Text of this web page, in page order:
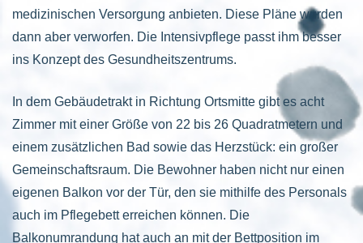
medizinischen Versorgung anbieten. Diese Pläne wurden
dann aber verworfen. Die Intensivpflege passt ihm besser
ins Konzept des Gesundheitszentrums.
In dem Gebäudetrakt in Richtung Ortsmitte gibt es acht
Zimmer mit einer Größe von 22 bis 26 Quadratmetern und
einem zusätzlichen Bad sowie das Herzstück: ein großer
Gemeinschaftsraum. Die Bewohner haben nicht nur einen
eigenen Balkon vor der Tür, den sie mithilfe des Personals
auch im Pflegebett erreichen können. Die
Balkonumrandung hat auch an mit der Bettposition im